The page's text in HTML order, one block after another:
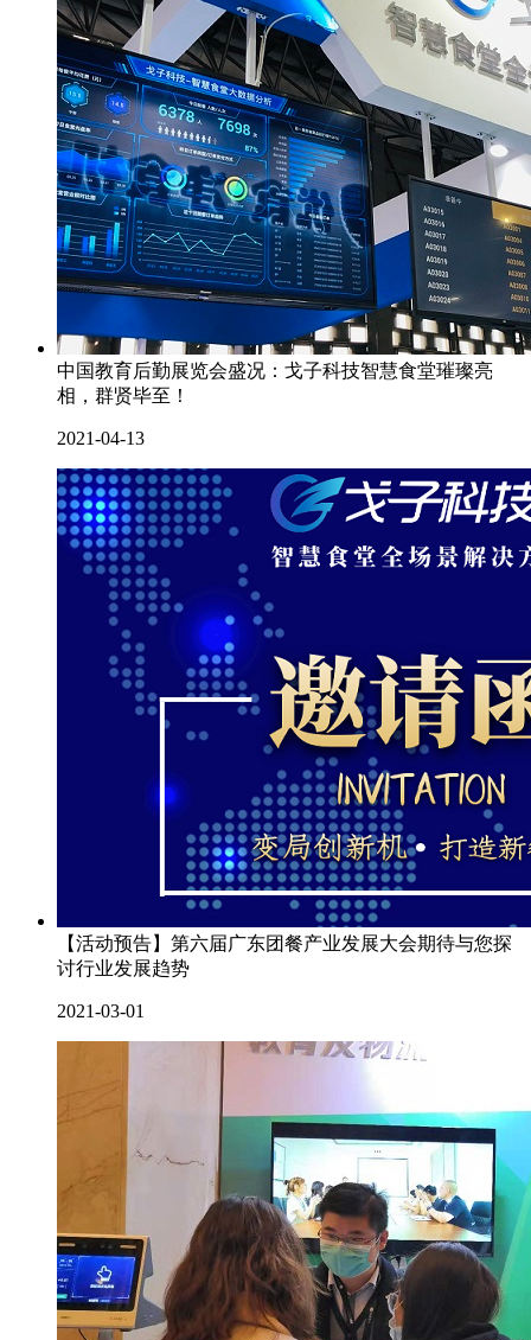
中国教育后勤展览会盛况：戈子科技智慧食堂璀璨亮
相，群贤毕至！
2021-04-13
【活动预告】第六届广东团餐产业发展大会期待与您探
讨行业发展趋势
2021-03-01